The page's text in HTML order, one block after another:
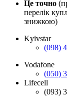
Це точно
перелік
знижкою)
Kyivstar
(098)
Vodafone
(050)
Lifecell
(093)